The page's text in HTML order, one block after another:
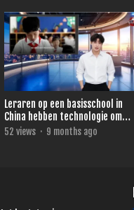
Leraren op een basisschool in
China hebben technologie om
direct te zien wie niet oplet.
52 views · 9 months ago